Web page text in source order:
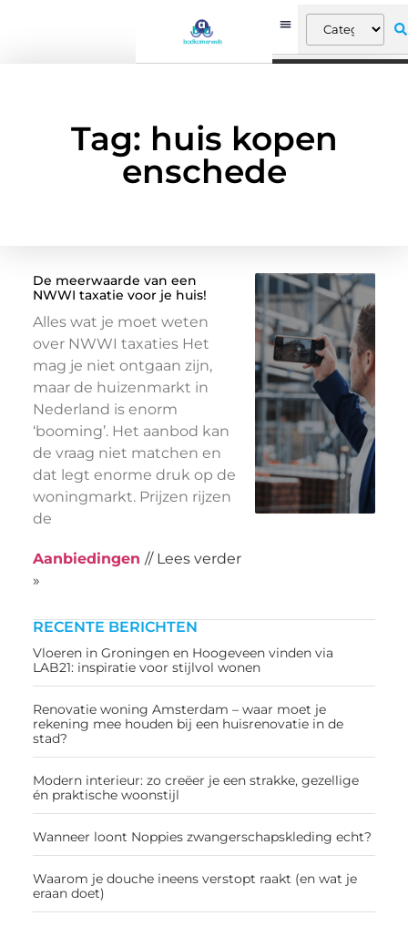
Tag: huis kopen
enschede
RECENTE BERICHTEN
Vloeren in Groningen en Hoogeveen vinden via
LAB21: inspiratie voor stijlvol wonen
Renovatie woning Amsterdam – waar moet je
rekening mee houden bij een huisrenovatie in de
stad?
Modern interieur: zo creëer je een strakke, gezellige
én praktische woonstijl
Wanneer loont Noppies zwangerschapskleding echt?
Waarom je douche ineens verstopt raakt (en wat je
eraan doet)
De meerwaarde van een
NWWI taxatie voor je huis!
Alles wat je moet weten
over NWWI taxaties Het
mag je niet ontgaan zijn,
maar de huizenmarkt in
Nederland is enorm
‘booming’. Het aanbod kan
de vraag niet matchen en
dat legt enorme druk op de
woningmarkt. Prijzen rijzen
de
Aanbiedingen // Lees verder
»